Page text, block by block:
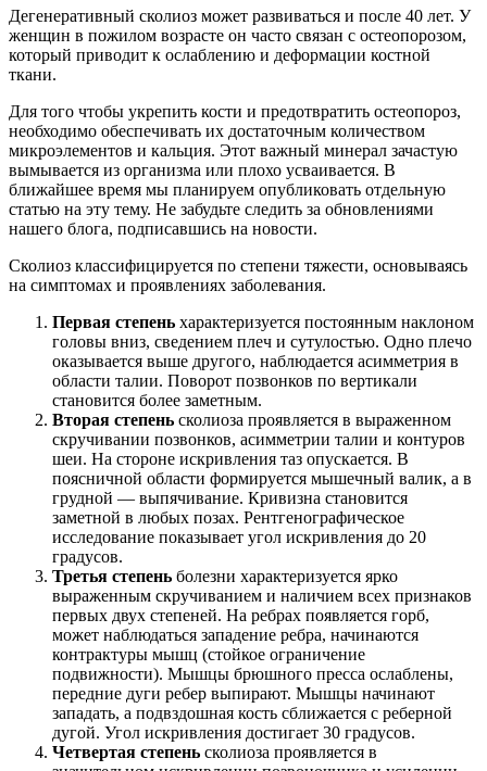
Дегенеративный сколиоз может развиваться и после 40 лет. У
женщин в пожилом возрасте он часто связан с остеопорозом,
который приводит к ослаблению и деформации костной
ткани.
Для того чтобы укрепить кости и предотвратить остеопороз,
необходимо обеспечивать их достаточным количеством
микроэлементов и кальция. Этот важный минерал зачастую
вымывается из организма или плохо усваивается. В
ближайшее время мы планируем опубликовать отдельную
статью на эту тему. Не забудьте следить за обновлениями
нашего блога, подписавшись на новости.
Сколиоз классифицируется по степени тяжести, основываясь
на симптомах и проявлениях заболевания.
Первая степень характеризуется постоянным наклоном
головы вниз, сведением плеч и сутулостью. Одно плечо
оказывается выше другого, наблюдается асимметрия в
области талии. Поворот позвонков по вертикали
становится более заметным.
Вторая степень сколиоза проявляется в выраженном
скручивании позвонков, асимметрии талии и контуров
шеи. На стороне искривления таз опускается. В
поясничной области формируется мышечный валик, а в
грудной — выпячивание. Кривизна становится
заметной в любых позах. Рентгенографическое
исследование показывает угол искривления до 20
градусов.
Третья степень болезни характеризуется ярко
выраженным скручиванием и наличием всех признаков
первых двух степеней. На ребрах появляется горб,
может наблюдаться западение ребра, начинаются
контрактуры мышц (стойкое ограничение
подвижности). Мышцы брюшного пресса ослаблены,
передние дуги ребер выпирают. Мышцы начинают
западать, а подвздошная кость сближается с реберной
дугой. Угол искривления достигает 30 градусов.
Четвертая степень сколиоза проявляется в